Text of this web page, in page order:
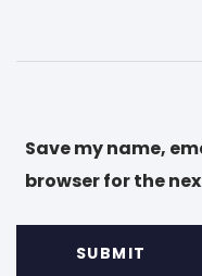
Save my name,
browser for the